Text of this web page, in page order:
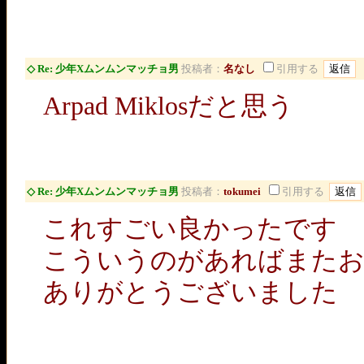
◇ Re: 少年Xムンムンマッチョ男 投稿者： 名なし 引用する
Arpad Miklosだと思う
◇ Re: 少年Xムンムンマッチョ男 投稿者： tokumei 引用する
これすごい良かったです
こういうのがあればまた
ありがとうございました